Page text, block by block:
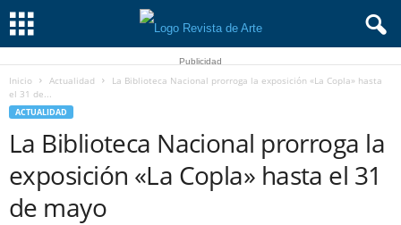
Publicidad
Inicio Actualidad
La Biblioteca Nacional prorroga la exposición «La Copla» hasta
el 31 de...
ACTUALIDAD
La Biblioteca Nacional prorroga la
exposición «La Copla» hasta el 31
de mayo